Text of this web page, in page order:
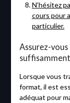
N’hésitez
cours pour
particulier.
Assurez-vous
Lorsque vous
format, il est
adéquat pour